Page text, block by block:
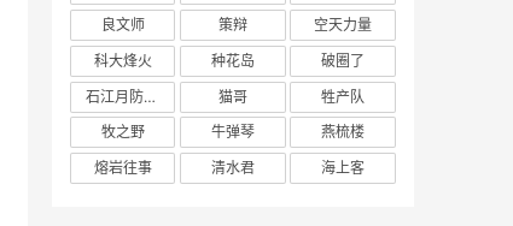
良文师
策辩
空天力量
科大烽火
种花岛
破圈了
石江月防务观察
猫哥
牲产队
牧之野
牛弹琴
燕梳楼
熔岩往事
清水君 海上客